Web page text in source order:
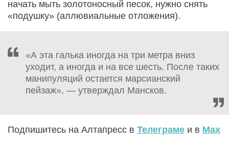
начать мыть золотоносный песок, нужно снять
«подушку» (аллювиальные отложения).
«А эта галька иногда на три метра вниз
уходит, а иногда и на все шесть. После таких
манипуляций остается марсианский
пейзаж», — утверждал Мансков.
Подпишитесь на Алтапресс в Телеграме и в Max